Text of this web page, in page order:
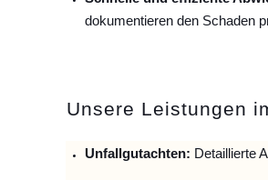
dokumentieren den Schaden
Unsere Leistungen
Unfallgutachten: Detaillierte